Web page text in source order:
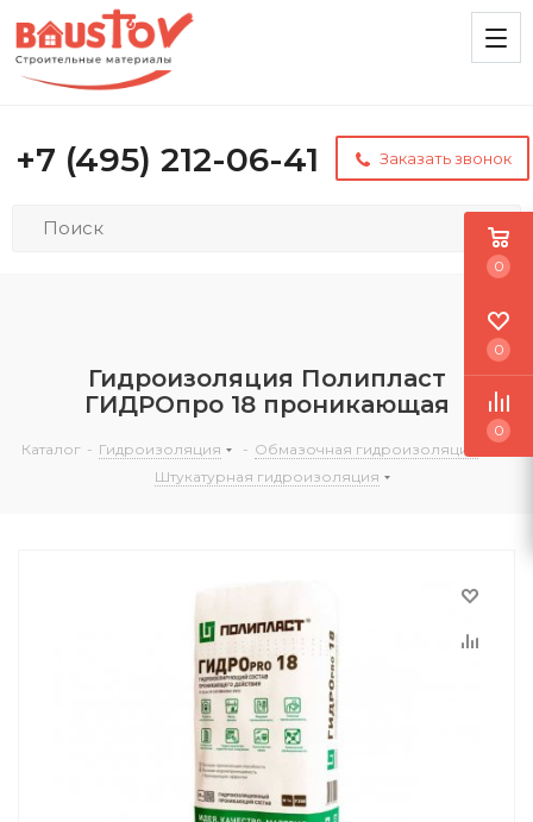
+7 (495) 212-06-41 Заказать звонок
Гидроизоляция Полипласт
ГИДРОпро 18 проникающая
Каталог - Гидроизоляция - Обмазочная гидроизоляция
-
Штукатурная гидроизоляция
0
0
0